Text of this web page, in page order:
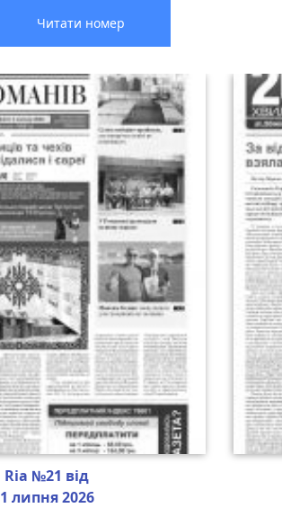
Читати номер
Ria №21 від
1 липня 2026